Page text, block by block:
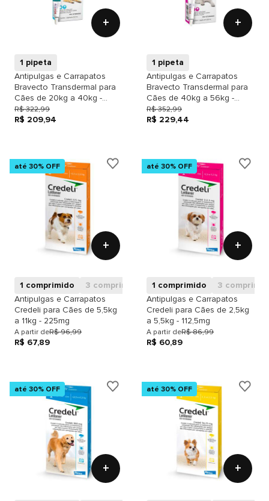
+
1 pipeta
Antipulgas e Carrapatos
Bravecto Transdermal para
Cães de 20kg a 40kg -
1000mg
R$ 322,99
R$ 209,94
+
1 pipeta
Antipulgas e Carrapatos
Bravecto Transdermal para
Cães de 40kg a 56kg -
1400mg
R$ 352,99
R$ 229,44
até 30% OFF
+
1 comprimido
3 comprimidos
Antipulgas e Carrapatos
Credeli para Cães de 5,5kg
a 11kg - 225mg
A partir deR$ 96,99
R$ 67,89
até 30% OFF
+
1 comprimido
3
Antipulgas e Carrapatos
Credeli para Cães de 2,5kg
a 5,5kg - 112,5mg
A partir deR$ 86,99
R$ 60,89
até 30% OFF
+
até 30% OFF
+